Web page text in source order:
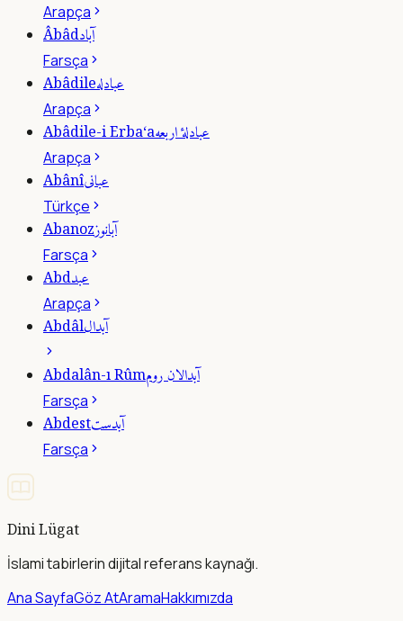
Arapça
Âbâdآباد
Farsça
Abâdileعبادله
Arapça
Abâdile-i Erba‘aعبادلۀ اربعه
Arapça
Abânîعبانى
Türkçe
Abanozآبانوز
Farsça
Abdعبد
Arapça
Abdâlآبدال
Abdalân-ı Rûmآبدالان روم
Farsça
Abdestآبدست
Farsça
Dini Lügat
İslami tabirlerin dijital referans kaynağı.
Ana SayfaGöz AtAramaHakkımızda